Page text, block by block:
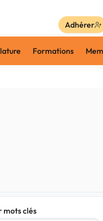
Formations
Adhérer
mots clés